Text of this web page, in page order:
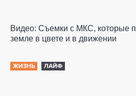
Видео: Съемки с МКС, которые
земле в цвете и в движении
ЖИЗНЬ ЛАЙФ